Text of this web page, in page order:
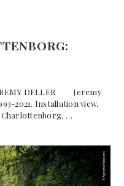
DELLER Jeremy
2021. Installation view,
Charlottenborg, …